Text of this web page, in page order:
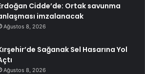
Cidde’de: Ortak savunma
imzalanacak
Ağustos 8, 2026
Sağanak Sel Hasarına Yol
Ağustos 8, 2026